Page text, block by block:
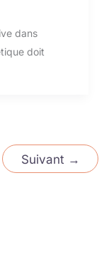
dans
doit
Suivant →